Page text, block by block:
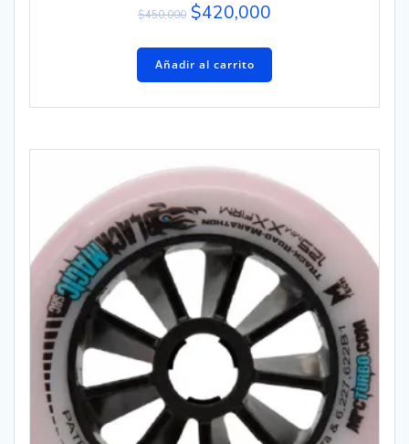
$450,000 $420,000
Añadir al carrito